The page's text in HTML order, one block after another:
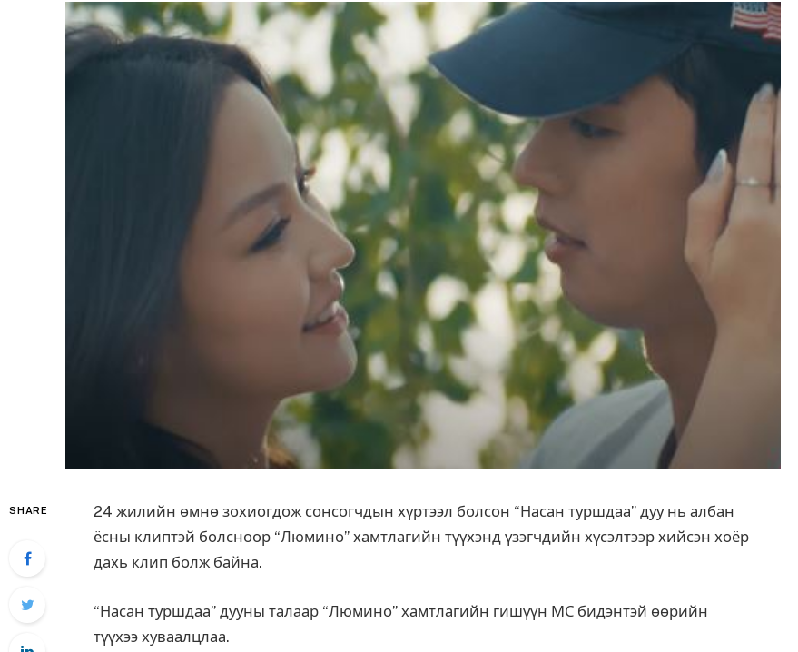
SHARE
24 жилийн өмнө зохиогдож сонсогчдын хүртээл болсон “Насан туршдаа” дуу нь албан
ёсны клиптэй болсноор “Люмино” хамтлагийн түүхэнд үзэгчдийн хүсэлтээр хийсэн хоёр
дахь клип болж байна.
“Насан туршдаа” дууны талаар “Люмино” хамтлагийн гишүүн МС бидэнтэй өөрийн
түүхээ хуваалцлаа.